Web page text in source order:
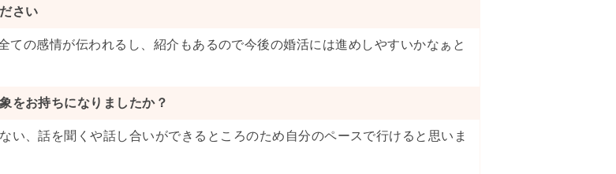
さい
ての感情が伝われるし、紹介もあるので今後の婚活には進めしやすいかなぁと
をお持ちになりましたか？
い、話を聞くや話し合いができるところのため自分のペースで行けると思いま